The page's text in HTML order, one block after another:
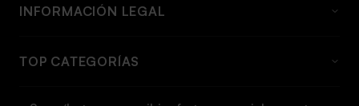
INFORMACIÓN LEGAL
Política de cookies
TOP CATEGORÍAS